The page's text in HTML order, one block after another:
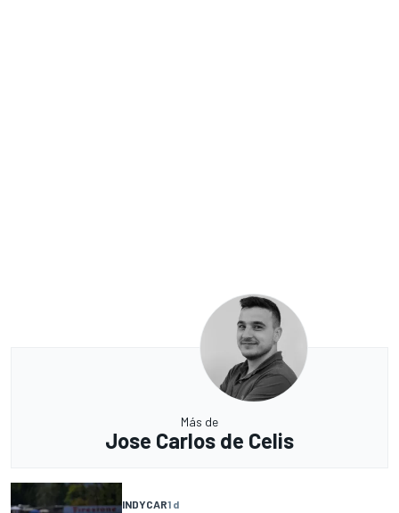
Más de
Jose Carlos de Celis
INDYCAR1 d